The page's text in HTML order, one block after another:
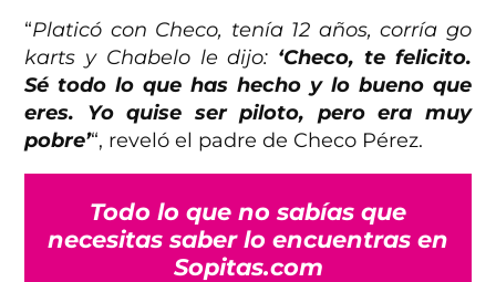
“Platicó con Checo, tenía 12 años, corría go
karts y Chabelo le dijo: ‘Checo, te felicito.
Sé todo lo que has hecho y lo bueno que
eres. Yo quise ser piloto, pero era muy
pobre’“, reveló el padre de Checo Pérez.
Todo lo que no sabías que
necesitas saber lo encuentras en
Sopitas.com